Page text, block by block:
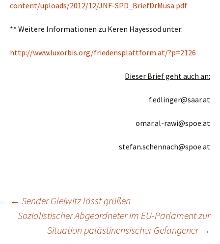
content/uploads/2012/12/JNF-SPD_BriefDrMusa.pdf
** Weitere Informationen zu Keren Hayessod unter:
http://www.luxorbis.org/friedensplattform.at/?p=2126
Dieser Brief geht auch an:
f.edlinger@saar.at
omar.al-rawi@spoe.at
stefan.schennach@spoe.at
Beitragsnavigation
← Sender Gleiwitz lässt grüßen
Sozialistischer Abgeordneter im EU-Parlament zur
Situation palästinensischer Gefangener →